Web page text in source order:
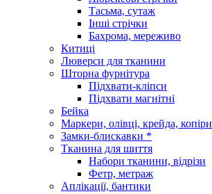
Тасьма, сутаж
Інші стрічки
Бахрома, мереживо
Китиці
Люверси для тканини
Шторна фурнітура
Підхвати-кліпси
Підхвати магнітні
Бейка
Маркери, олівці, крейда, копіри
Замки-блискавки *
Тканина для шиття
Набори тканини, відрізи
Фетр, метраж
Аплікації, бантики